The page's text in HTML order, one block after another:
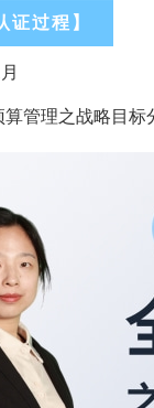
证过程】
月
管理之战略目标